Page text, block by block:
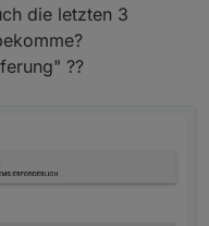
die letzten 3
??